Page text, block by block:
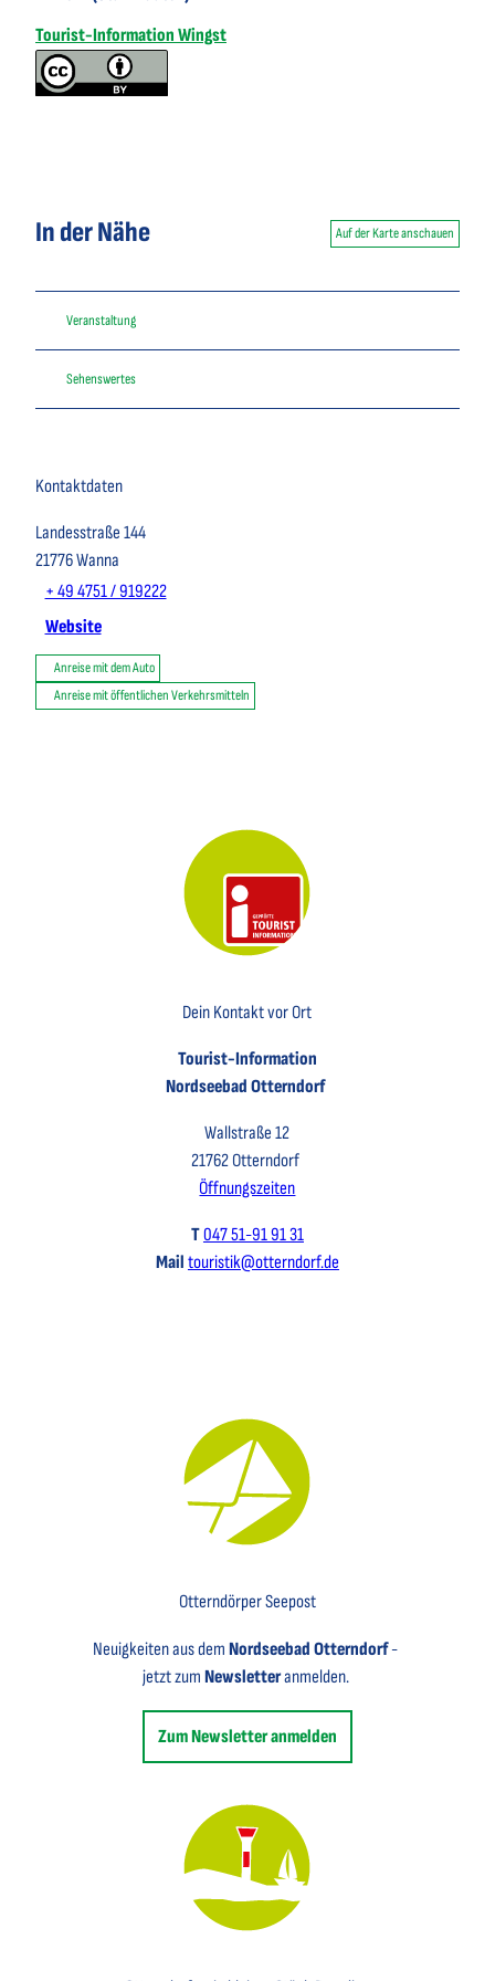
Tourist-Information Wingst
In der Nähe Auf der Karte anschauen
Veranstaltung
Sehenswertes
Kontaktdaten
Landesstraße 144
21776Wanna
+ 49 4751 / 919222
Website
Anreise mit dem Auto
Anreise mit öffentlichen Verkehrsmitteln
Dein Kontakt vor Ort
Tourist-Information
Nordseebad Otterndorf
Wallstraße 12
21762 Otterndorf
Öffnungszeiten
T047 51-91 91 31
Mail touristik@otterndorf.de
Otterndörper Seepost
Neuigkeiten aus demNordseebad Otterndorf-
jetzt zum Newsletteranmelden.
Zum Newsletter anmelden